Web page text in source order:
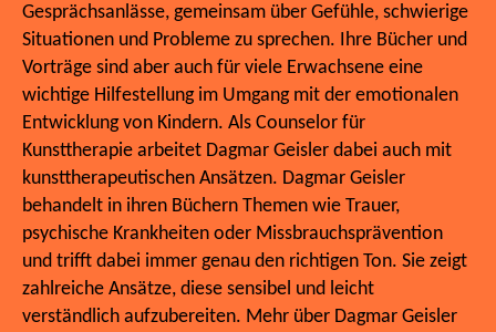
Gesprächsanlässe, gemeinsam über Gefühle, schwierige
Situationen und Probleme zu sprechen. Ihre Bücher und
Vorträge sind aber auch für viele Erwachsene eine
wichtige Hilfestellung im Umgang mit der emotionalen
Entwicklung von Kindern. Als Counselor für
Kunsttherapie arbeitet Dagmar Geisler dabei auch mit
kunsttherapeutischen Ansätzen. Dagmar Geisler
behandelt in ihren Büchern Themen wie Trauer,
psychische Krankheiten oder Missbrauchsprävention
und trifft dabei immer genau den richtigen Ton. Sie zeigt
zahlreiche Ansätze, diese sensibel und leicht
verständlich aufzubereiten. Mehr über Dagmar Geisler